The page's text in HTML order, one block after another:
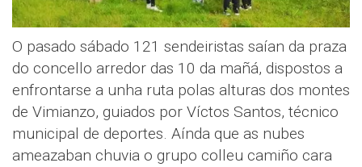
O pasado sábado 121 sendeiristas saían da praza
do concello arredor das 10 da mañá, dispostos a
enfrontarse a unha ruta polas alturas dos montes
de Vimianzo, guiados por Víctos Santos, técnico
municipal de deportes. Aínda que as nubes
ameazaban chuvia o grupo colleu camiño cara